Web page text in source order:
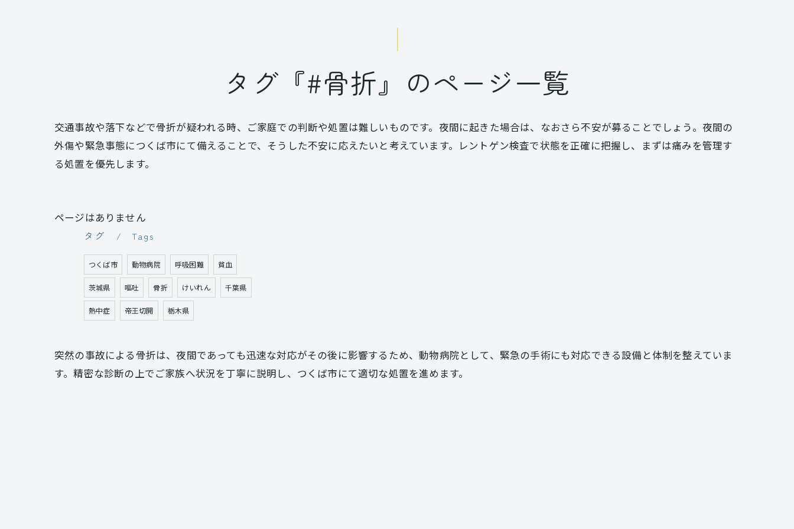
タグ『#骨折』のページ一覧
交通事故や落下などで骨折が疑われる時、ご家庭での判断や処置は難しいものです。夜間に起きた場合は、なおさら不安が募ることでしょう。夜間の
外傷や緊急事態につくば市にて備えることで、そうした不安に応えたいと考えています。レントゲン検査で状態を正確に把握し、まずは痛みを管理す
る処置を優先します。
ページはありません
タグ
Tags
つくば市 動物病院 呼吸困難 貧血
茨城県 嘔吐 骨折 けいれん 千葉県
熱中症 帝王切開 栃木県
突然の事故による骨折は、夜間であっても迅速な対応がその後に影響するため、動物病院として、緊急の手術にも対応できる設備と体制を整えていま
す。精密な診断の上でご家族へ状況を丁寧に説明し、つくば市にて適切な処置を進めます。
動物病院の先生・採用のお問い合わせ